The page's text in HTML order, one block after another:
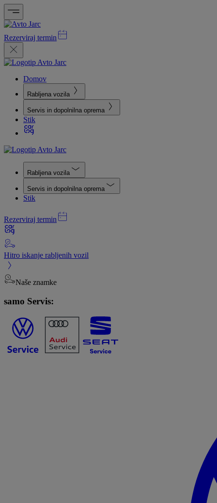
Rezerviraj termin
Domov
Rabljena vozila
Servis in dopolnilna oprema
Stik
Rabljena vozila
Servis in dopolnilna oprema
Stik
Rezerviraj termin
Hitro iskanje rabljenih vozil
Naše znamke
samo Servis: